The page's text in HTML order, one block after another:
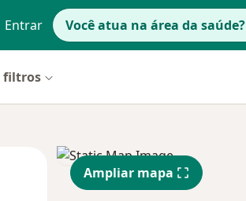
Entrar Você atua na área da saúde?
filtros
Segunda-feira Ter,
11 Ago
Qua
12 Ago
Ampliar mapa